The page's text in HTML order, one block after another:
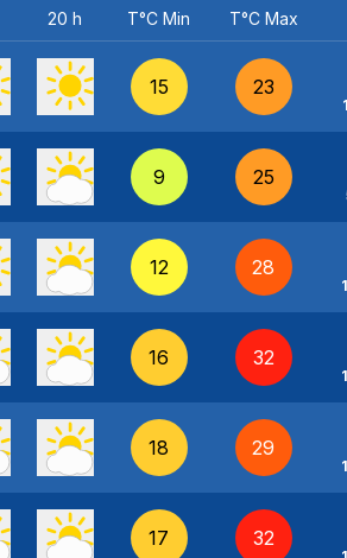
20 h T°C Min T°C Max
15 23
9 25
12 28
16 32
18 29
17 32